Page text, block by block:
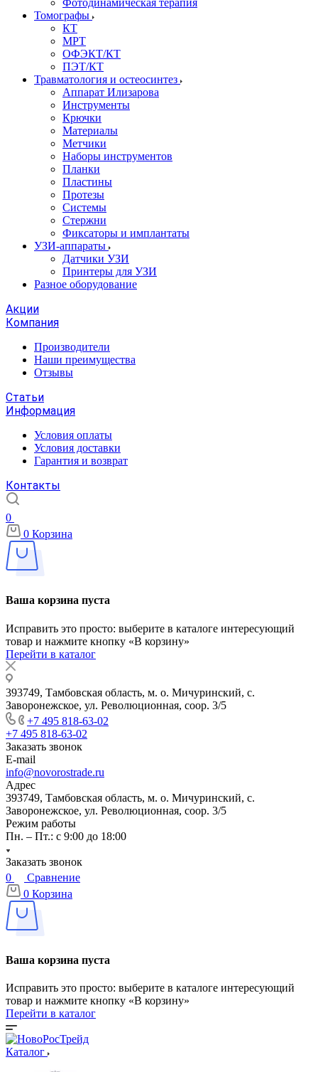
Фотодинамическая терапия
Томографы
КТ
МРТ
ОФЭКТ/КТ
ПЭТ/КТ
Травматология и остеосинтез
Аппарат Илизарова
Инструменты
Крючки
Материалы
Метчики
Наборы инструментов
Планки
Пластины
Протезы
Системы
Стержни
Фиксаторы и имплантаты
УЗИ-аппараты
Датчики УЗИ
Принтеры для УЗИ
Разное оборудование
Акции
Компания
Производители
Наши преимущества
Отзывы
Статьи
Информация
Условия оплаты
Условия доставки
Гарантия и возврат
Контакты
0
0 Корзина
Ваша корзина пуста
Исправить это просто: выберите в каталоге интересующий
товар и нажмите кнопку «В корзину»
Перейти в каталог
393749, Тамбовская область, м. о. Мичуринский, с.
Заворонежское, ул. Революционная, соор. 3/5
+7 495 818-63-02
+7 495 818-63-02
Заказать звонок
E-mail
info@novorostrade.ru
Адрес
393749, Тамбовская область, м. о. Мичуринский, с.
Заворонежское, ул. Революционная, соор. 3/5
Режим работы
Пн. – Пт.: с 9:00 до 18:00
Заказать звонок
0
Сравнение
0 Корзина
Ваша корзина пуста
Исправить это просто: выберите в каталоге интересующий
товар и нажмите кнопку «В корзину»
Перейти в каталог
Каталог